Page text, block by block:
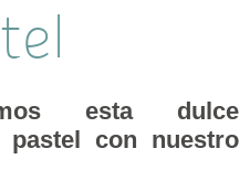
esta dulce
con nuestro